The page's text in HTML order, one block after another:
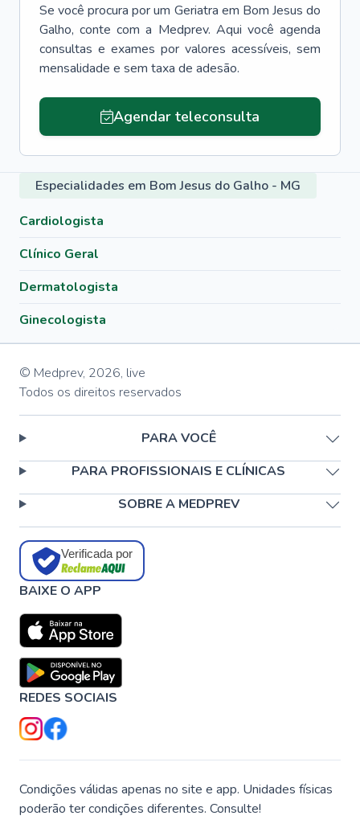
Se você procura por um Geriatra em Bom Jesus do
Galho, conte com a Medprev. Aqui você agenda
consultas e exames por valores acessíveis, sem
mensalidade e sem taxa de adesão.
Agendar teleconsulta
Especialidades em Bom Jesus do Galho - MG
Cardiologista
Clínico Geral
Dermatologista
Ginecologista
© Medprev, 2026, live
Todos os direitos reservados
PARA VOCÊ
PARA PROFISSIONAIS E CLÍNICAS
SOBRE A MEDPREV
Verificada por
BAIXE O APP
REDES SOCIAIS
Condições válidas apenas no site e app. Unidades físicas
poderão ter condições diferentes. Consulte!